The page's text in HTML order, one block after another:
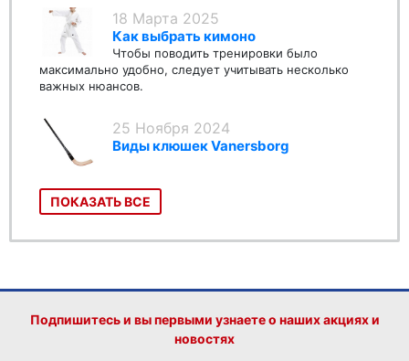
18 Марта 2025
Как выбрать кимоно
Чтобы поводить тренировки было
максимально удобно, следует учитывать несколько
важных нюансов.
25 Ноября 2024
Виды клюшек Vanersborg
ПОКАЗАТЬ ВСЕ
Подпишитесь и вы первыми узнаете о наших акциях и
новостях